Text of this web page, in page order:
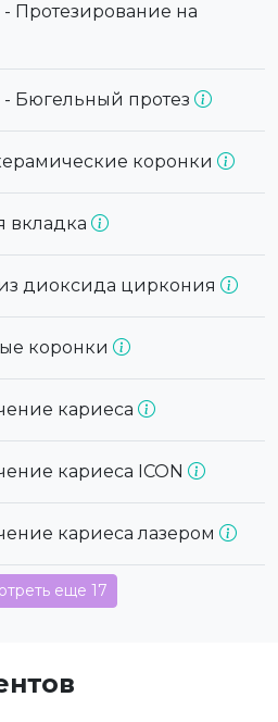
Протезирование на
Бюгельный протез
коронки
вкладка
диоксида циркония
коронки
кариеса
кариеса ICON
кариеса лазером
еще 17